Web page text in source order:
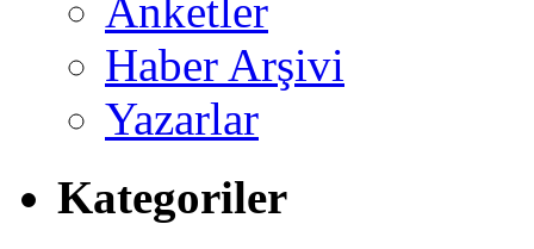
Anketler
Haber Arşivi
Yazarlar
Kategoriler